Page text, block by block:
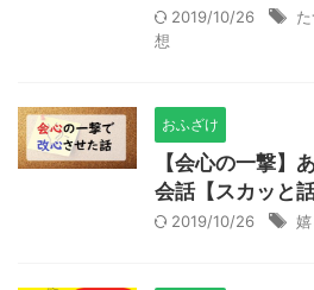
2019/10/26
想
おふざけ
【会心の一撃】
会話【スカッと話
2019/10/26